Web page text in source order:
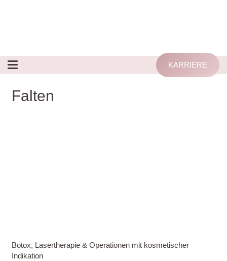
KARRIERE
Falten
Botox, Lasertherapie & Operationen mit kosmetischer
Indikation